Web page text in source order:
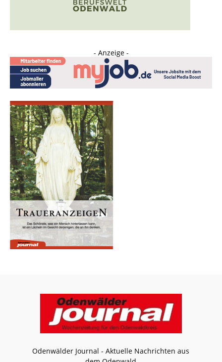
- Anzeige -
Odenwälder Journal - Aktuelle Nachrichten aus